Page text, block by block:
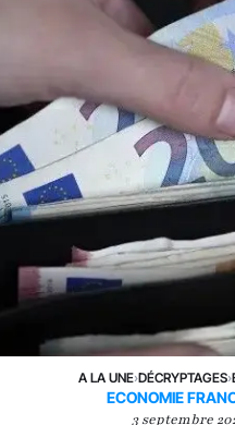
A LA UNE›DÉCRYPTAGES›
ECONOMIE
3 septembre